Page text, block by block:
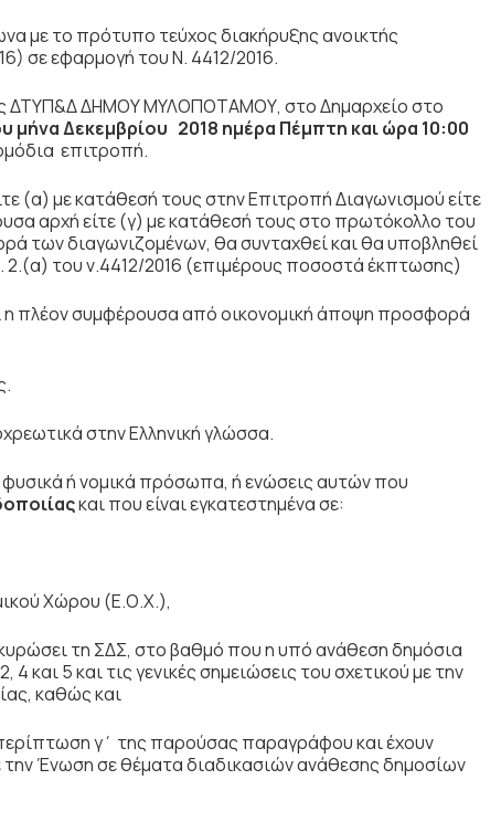
με το πρότυπο τεύχος διακήρυξης ανοικτής
σε εφαρμογή του Ν. 4412/2016.
ΔΤΥΠ&Δ ΔΗΜΟΥ ΜΥΛΟΠΟΤΑΜΟΥ, στο Δημαρχείο στο
μήνα Δεκεμβρίου 2018 ημέρα Πέμπτη και ώρα 10:00
επιτροπή.
(α) με κατάθεσή τους στην Επιτροπή Διαγωνισμού είτε
αρχή είτε (γ) με κατάθεσή τους στο πρωτόκολλο του
διαγωνιζομένων, θα συνταχθεί και θα υποβληθεί
του ν.4412/2016 (επιμέρους ποσοστά έκπτωσης)
η πλέον συμφέρουσα από οικονομική άποψη προσφορά
στην Ελληνική γλώσσα.
ή νομικά πρόσωπα, ή ενώσεις αυτών που
και που είναι εγκατεστημένα σε:
Χώρου (Ε.Ο.Χ.),
τη ΣΔΣ, στο βαθμό που η υπό ανάθεση δημόσια
5 και τις γενικές σημειώσεις του σχετικού με την
καθώς και
γ΄ της παρούσας παραγράφου και έχουν
την Ένωση σε θέματα διαδικασιών ανάθεσης δημοσίων